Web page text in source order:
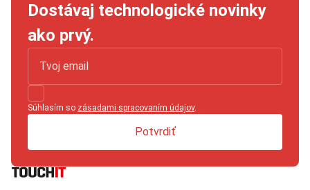
Dostávaj technologické novinky
ako prvý.
Súhlasím so zásadami spracovaním údajov.
Potvrdiť